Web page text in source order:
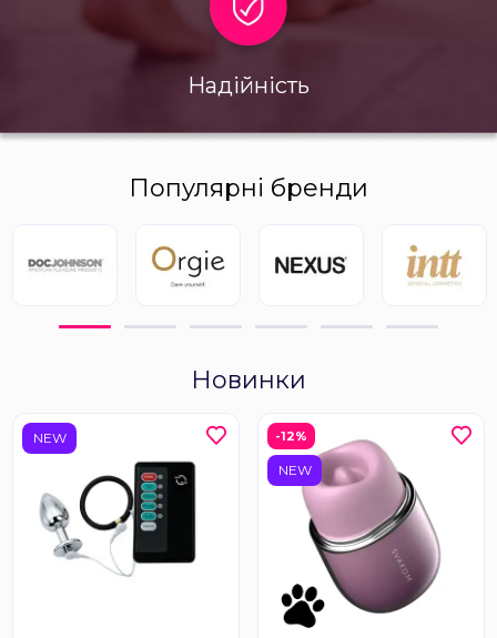
Надійність
Популярні бренди
Новинки
NEW -12%
NEW